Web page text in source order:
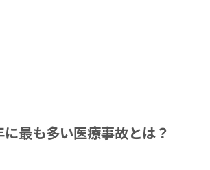
最も多い医療事故とは？